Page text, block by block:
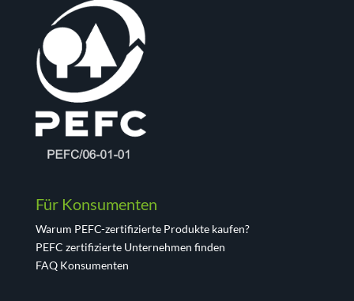
Für Konsumenten
Warum PEFC-zertifizierte Produkte kaufen?
PEFC zertifizierte Unternehmen finden
FAQ Konsumenten